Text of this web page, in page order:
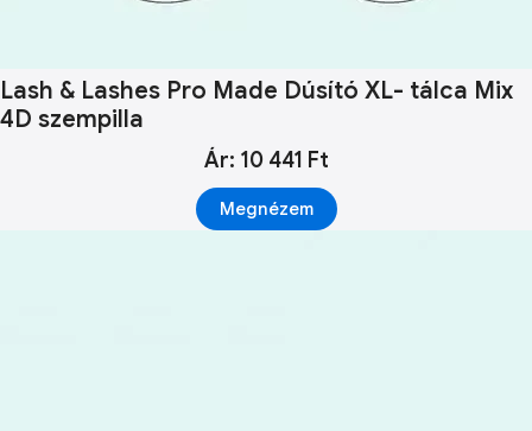
Lash & Lashes Pro Made Dúsító XL- tálca Mix
4D szempilla
Ár: 10 441 Ft
Megnézem